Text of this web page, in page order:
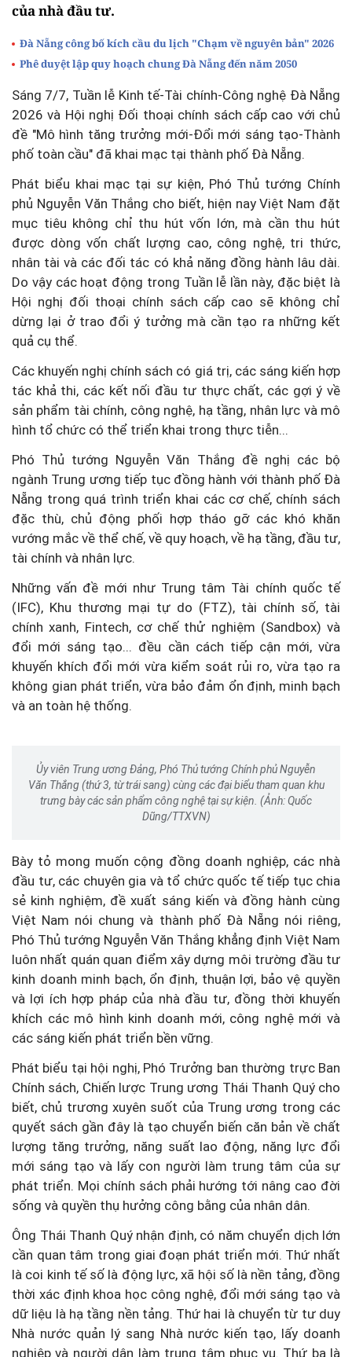
của nhà đầu tư.
Đà Nẵng công bố kích cầu du lịch "Chạm về nguyên bản" 2026
Phê duyệt lập quy hoạch chung Đà Nẵng đến năm 2050
Sáng 7/7, Tuần lễ Kinh tế-Tài chính-Công nghệ Đà Nẵng
2026 và Hội nghị Đối thoại chính sách cấp cao với chủ
đề "Mô hình tăng trưởng mới-Đổi mới sáng tạo-Thành
phố toàn cầu" đã khai mạc tại thành phố Đà Nẵng.
Phát biểu khai mạc tại sự kiện, Phó Thủ tướng Chính
phủ Nguyễn Văn Thắng cho biết, hiện nay Việt Nam đặt
mục tiêu không chỉ thu hút vốn lớn, mà cần thu hút
được dòng vốn chất lượng cao, công nghệ, tri thức,
nhân tài và các đối tác có khả năng đồng hành lâu dài.
Do vậy các hoạt động trong Tuần lễ lần này, đặc biệt là
Hội nghị đối thoại chính sách cấp cao sẽ không chỉ
dừng lại ở trao đổi ý tưởng mà cần tạo ra những kết
quả cụ thể.
Các khuyến nghị chính sách có giá trị, các sáng kiến hợp
tác khả thi, các kết nối đầu tư thực chất, các gợi ý về
sản phẩm tài chính, công nghệ, hạ tầng, nhân lực và mô
hình tổ chức có thể triển khai trong thực tiễn...
Phó Thủ tướng Nguyễn Văn Thắng đề nghị các bộ
ngành Trung ương tiếp tục đồng hành với thành phố Đà
Nẵng trong quá trình triển khai các cơ chế, chính sách
đặc thù, chủ động phối hợp tháo gỡ các khó khăn
vướng mắc về thể chế, về quy hoạch, về hạ tầng, đầu tư,
tài chính và nhân lực.
Những vấn đề mới như Trung tâm Tài chính quốc tế
(IFC), Khu thương mại tự do (FTZ), tài chính số, tài
chính xanh, Fintech, cơ chế thử nghiệm (Sandbox) và
đổi mới sáng tạo... đều cần cách tiếp cận mới, vừa
khuyến khích đổi mới vừa kiểm soát rủi ro, vừa tạo ra
không gian phát triển, vừa bảo đảm ổn định, minh bạch
và an toàn hệ thống.
Ủy viên Trung ương Đảng, Phó Thủ tướng Chính phủ Nguyễn
Văn Thắng (thứ 3, từ trái sang) cùng các đại biểu tham quan khu
trưng bày các sản phẩm công nghệ tại sự kiện. (Ảnh: Quốc
Dũng/TTXVN)
Bày tỏ mong muốn cộng đồng doanh nghiệp, các nhà
đầu tư, các chuyên gia và tổ chức quốc tế tiếp tục chia
sẻ kinh nghiệm, đề xuất sáng kiến và đồng hành cùng
Việt Nam nói chung và thành phố Đà Nẵng nói riêng,
Phó Thủ tướng Nguyễn Văn Thắng khẳng định Việt Nam
luôn nhất quán quan điểm xây dựng môi trường đầu tư
kinh doanh minh bạch, ổn định, thuận lợi, bảo vệ quyền
và lợi ích hợp pháp của nhà đầu tư, đồng thời khuyến
khích các mô hình kinh doanh mới, công nghệ mới và
các sáng kiến phát triển bền vững.
Phát biểu tại hội nghị, Phó Trưởng ban thường trực Ban
Chính sách, Chiến lược Trung ương Thái Thanh Quý cho
biết, chủ trương xuyên suốt của Trung ương trong các
quyết sách gần đây là tạo chuyển biến căn bản về chất
lượng tăng trưởng, năng suất lao động, năng lực đổi
mới sáng tạo và lấy con người làm trung tâm của sự
phát triển. Mọi chính sách phải hướng tới nâng cao đời
sống và quyền thụ hưởng công bằng của nhân dân.
Ông Thái Thanh Quý nhận định, có năm chuyển dịch lớn
cần quan tâm trong giai đoạn phát triển mới. Thứ nhất
là coi kinh tế số là động lực, xã hội số là nền tảng, đồng
thời xác định khoa học công nghệ, đổi mới sáng tạo và
dữ liệu là hạ tầng nền tảng. Thứ hai là chuyển từ tư duy
Nhà nước quản lý sang Nhà nước kiến tạo, lấy doanh
nghiệp và người dân làm trung tâm phục vụ. Thứ ba là